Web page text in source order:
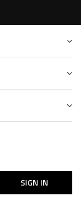
SIGN IN